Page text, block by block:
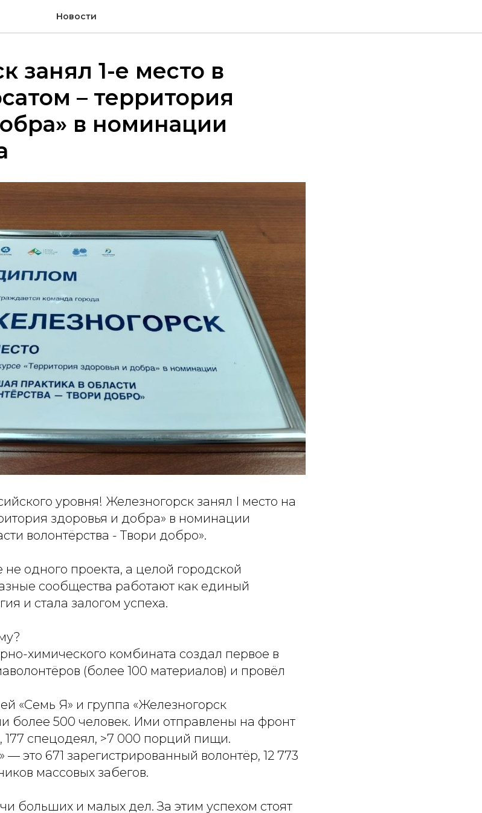
Новости
занял 1-е место в
– территория
в номинации
уровня! Железногорск занял I место на
здоровья и добра» в номинации
волонтёрства - Твори добро».
одного проекта, а целой городской
сообщества работают как единый
и стала залогом успеха.
химического комбината создал первое в
(более 100 материалов) и провёл
«Семь Я» и группа «Железногорск
более 500 человек. Ими отправлены на фронт
177 спецодеял, >7 000 порций пищи.
это 671 зарегистрированный волонтёр, 12 773
массовых забегов.
больших и малых дел. За этим успехом стоят